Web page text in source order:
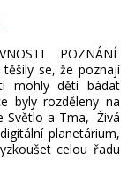
POZNÁNÍ
se, že poznají
mohly děti bádat
byly rozděleny na
Světlo a Tma, Živá
planetárium,
celou řadu